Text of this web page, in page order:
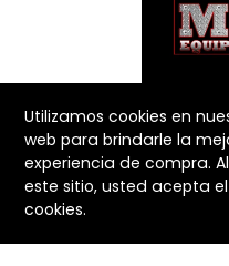
Utilizamos cookies en
web para brindarle la
experiencia de compra.
este sitio, usted acepta
cookies.